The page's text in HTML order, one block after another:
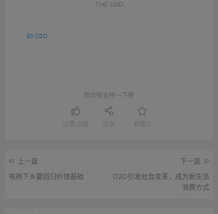
THE END
O2O
喜欢就支持一下吧
点赞 点赞 分享 收藏 0
上一篇
电商下乡要回归价值基础
下一篇
O2O引发社会变革，成为新生活
消费方式